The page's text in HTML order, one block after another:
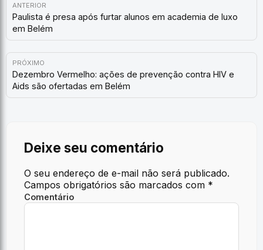
ANTERIOR
Paulista é presa após furtar alunos em academia de luxo
em Belém
PRÓXIMO
Dezembro Vermelho: ações de prevenção contra HIV e
Aids são ofertadas em Belém
Deixe seu comentário
O seu endereço de e-mail não será publicado.
Campos obrigatórios são marcados com *
Comentário